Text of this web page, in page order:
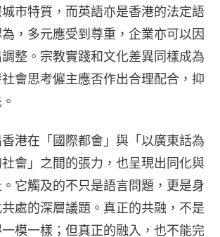
市特質，而英語亦是香港的法定語
，多元應受到尊重，企業亦可以因
整。宗教實踐和文化差異同樣成為
會思考僱主應否作出合理配合，抑
港在「國際都會」與「以廣東話為
會」之間的張力，也呈現出同化與
它觸及的不只是語言問題，更是身
處的深層議題。真正的共融，不是
模一樣；但真正的融入，也不能完